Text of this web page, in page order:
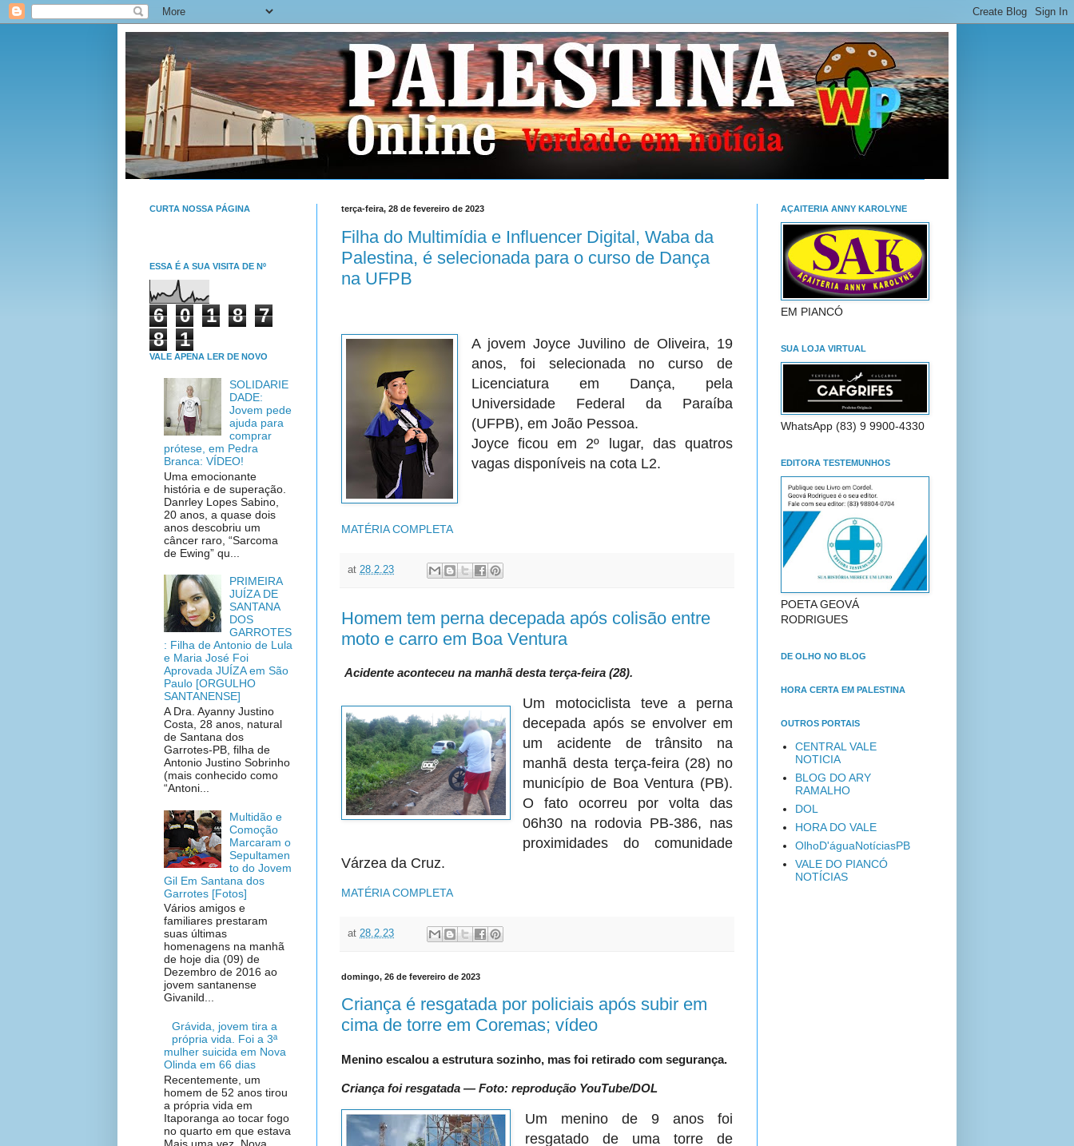
terça-feira, 28 de fevereiro de 2023
Filha do Multimídia e Influencer Digital, Waba da
Palestina, é selecionada para o curso de Dança
na UFPB
A jovem Joyce Juvilino de Oliveira, 19
anos, foi selecionada no curso de
Licenciatura em Dança, pela
Universidade Federal da Paraíba
(UFPB), em João Pessoa.
Joyce ficou em 2º lugar, das quatros
vagas disponíveis na cota L2.
MATÉRIA COMPLETA
at 28.2.23
Homem tem perna decepada após colisão entre
moto e carro em Boa Ventura
Acidente aconteceu na manhã desta terça-feira (28).
Um motociclista teve a perna
decepada após se envolver em
um acidente de trânsito na
manhã desta terça-feira (28) no
município de Boa Ventura (PB).
O fato ocorreu por volta das
06h30 na rodovia PB-386, nas
proximidades do comunidade
Várzea da Cruz.
MATÉRIA COMPLETA
at 28.2.23
domingo, 26 de fevereiro de 2023
Criança é resgatada por policiais após subir em
cima de torre em Coremas; vídeo
Menino escalou a estrutura sozinho, mas foi retirado com segurança.
Criança foi resgatada — Foto: reprodução YouTube/DOL
Um menino de 9 anos foi
resgatado de uma torre de
CURTA NOSSA PÁGINA
ESSA É A SUA VISITA DE Nº
6 0 1 8
7
8
1
VALE APENA LER DE NOVO
SOLIDARIE
DADE:
Jovem pede
ajuda para
comprar
prótese, em Pedra
Branca: VÍDEO!
Uma emocionante
história e de superação.
Danrley Lopes Sabino,
20 anos, a quase dois
anos descobriu um
câncer raro, “Sarcoma
de Ewing” qu...
PRIMEIRA
JUÍZA DE
SANTANA
DOS
GARROTES
: Filha de Antonio de Lula
e Maria José Foi
Aprovada JUÍZA em São
Paulo [ORGULHO
SANTANENSE]
A Dra. Ayanny Justino
Costa, 28 anos, natural
de Santana dos
Garrotes-PB, filha de
Antonio Justino Sobrinho
(mais conhecido como
“Antoni...
Multidão e
Comoção
Marcaram o
Sepultamen
to do Jovem
Gil Em Santana dos
Garrotes [Fotos]
Vários amigos e
familiares prestaram
suas últimas
homenagens na manhã
de hoje dia (09) de
Dezembro de 2016 ao
jovem santanense
Givanild...
Grávida, jovem tira a
própria vida. Foi a 3ª
mulher suicida em Nova
Olinda em 66 dias
Recentemente, um
homem de 52 anos tirou
a própria vida em
Itaporanga ao tocar fogo
no quarto em que estava
Mais uma vez, Nova
AÇAITERIA ANNY KAROLYNE
EM PIANCÓ
SUA LOJA VIRTUAL
WhatsApp (83) 9 9900-4330
EDITORA TESTEMUNHOS
POETA GEOVÁ
RODRIGUES
DE OLHO NO BLOG
HORA CERTA EM PALESTINA
OUTROS PORTAIS
CENTRAL VALE
NOTICIA
BLOG DO ARY
RAMALHO
DOL
HORA DO VALE
OlhoD'águaNotíciasPB
VALE DO PIANCÓ
NOTÍCIAS